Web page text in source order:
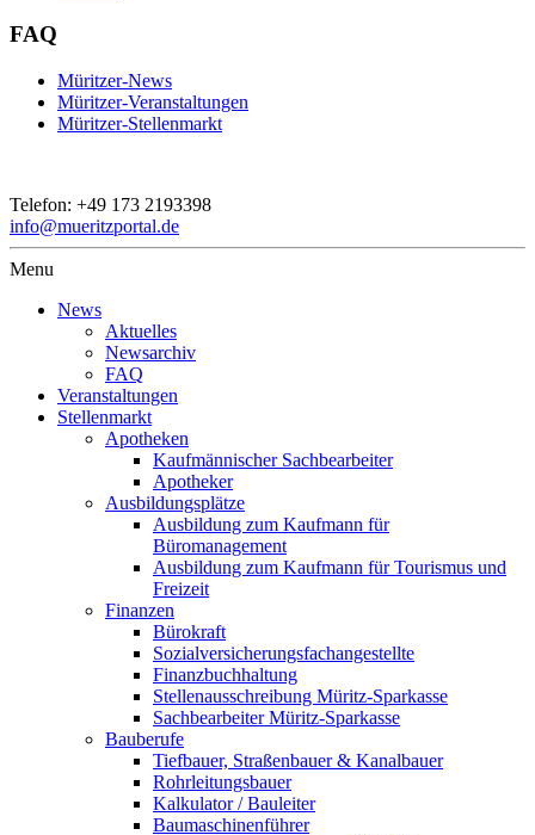
FAQ
Müritzer-News
Müritzer-Veranstaltungen
Müritzer-Stellenmarkt
Telefon: +49 173 2193398
info@mueritzportal.de
Menu
News
Aktuelles
Newsarchiv
FAQ
Veranstaltungen
Stellenmarkt
Apotheken
Kaufmännischer Sachbearbeiter
Apotheker
Ausbildungsplätze
Ausbildung zum Kaufmann für
Büromanagement
Ausbildung zum Kaufmann für Tourismus und
Freizeit
Finanzen
Bürokraft
Sozialversicherungsfachangestellte
Finanzbuchhaltung
Stellenausschreibung Müritz-Sparkasse
Sachbearbeiter Müritz-Sparkasse
Bauberufe
Tiefbauer, Straßenbauer & Kanalbauer
Rohrleitungsbauer
Kalkulator / Bauleiter
Baumaschinenführer